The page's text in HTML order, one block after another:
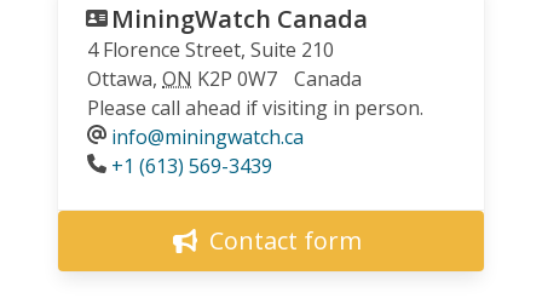
MiningWatch Canada
4 Florence Street, Suite 210
Ottawa, ON K2P 0W7
Canada
Please call ahead if visiting in person.
info@miningwatch.ca
Phone
+1 (613) 569-3439
Contact form